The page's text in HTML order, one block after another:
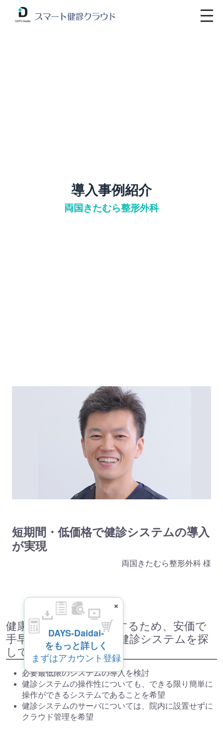
導入事例紹介
両国きたむら整形外科
短期間・低価格で健診システムの導入
が実現
両国きたむら整形外科 様
健康診断の業務を開始するため、安価で
手早く立ち上げられる健診システムを探
しておりました
必要最低限のシステムの導入を検討
健診システムの操作性についても、できる限り簡単に
操作ができるシステムであることを希望
健診システムのサーバについては、院内に設置せずに
クラウド管理を希望
DAYS-Daidai-
をもっと詳しく
まずはアカウント登録
×